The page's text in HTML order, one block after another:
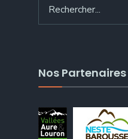
Nos Partenaires